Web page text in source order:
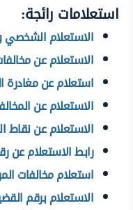
استعلامات رائجة:
الاستعلام الشخصي
الاستعلام عن
استعلام عن مغادرة
الاستعلام عن
الاستعلام عن نقاط
رابط الاستعلام عن
استعلام مخالفات
الاستعلام برقم